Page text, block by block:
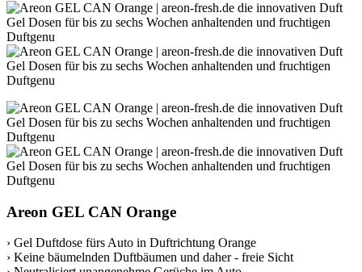
Areon GEL CAN Orange
› Gel Duftdose fürs Auto in Duftrichtung Orange
› Keine bäumelnden Duftbäumen und daher - freie Sicht